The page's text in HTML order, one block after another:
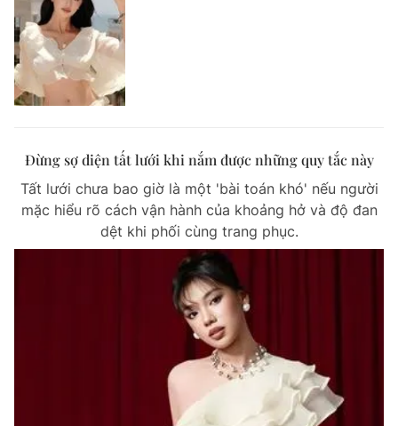
Đừng sợ diện tất lưới khi nắm được những quy tắc này
Tất lưới chưa bao giờ là một 'bài toán khó' nếu người
mặc hiểu rõ cách vận hành của khoảng hở và độ đan
dệt khi phối cùng trang phục.